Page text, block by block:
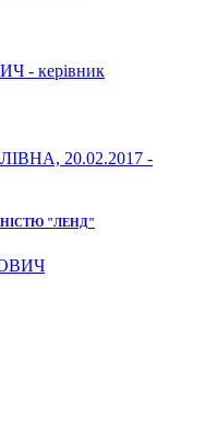
керівник
20.02.2017 -
"ЛЕНД"